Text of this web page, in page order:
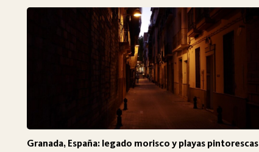
Granada, España: legado morisco y playas pintorescas